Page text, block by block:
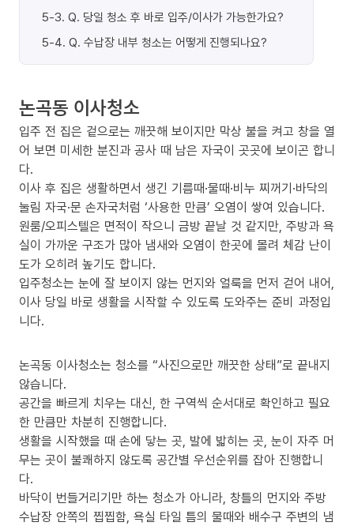
5-3. Q. 당일 청소 후 바로 입주/이사가 가능한가요?
5-4. Q. 수납장 내부 청소는 어떻게 진행되나요?
논곡동 이사청소
입주 전 집은 겉으로는 깨끗해 보이지만 막상 불을 켜고 창을 열
어 보면 미세한 분진과 공사 때 남은 자국이 곳곳에 보이곤 합니
다.
이사 후 집은 생활하면서 생긴 기름때·물때·비누 찌꺼기·바닥의
눌림 자국·문 손자국처럼 ‘사용한 만큼’ 오염이 쌓여 있습니다.
원룸/오피스텔은 면적이 작으니 금방 끝날 것 같지만, 주방과 욕
실이 가까운 구조가 많아 냄새와 오염이 한곳에 몰려 체감 난이
도가 오히려 높기도 합니다.
입주청소는 눈에 잘 보이지 않는 먼지와 얼룩을 먼저 걷어 내어,
이사 당일 바로 생활을 시작할 수 있도록 도와주는 준비 과정입
니다.
논곡동 이사청소는 청소를 “사진으로만 깨끗한 상태”로 끝내지
않습니다.
공간을 빠르게 치우는 대신, 한 구역씩 순서대로 확인하고 필요
한 만큼만 차분히 진행합니다.
생활을 시작했을 때 손에 닿는 곳, 발에 밟히는 곳, 눈이 자주 머
무는 곳이 불쾌하지 않도록 공간별 우선순위를 잡아 진행합니
다.
바닥이 번들거리기만 하는 청소가 아니라, 창틀의 먼지와 주방
수납장 안쪽의 찝찝함, 욕실 타일 틈의 물때와 배수구 주변의 냄